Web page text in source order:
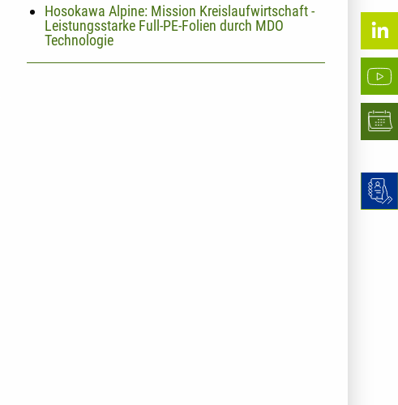
Hosokawa Alpine: Mission Kreislaufwirtschaft -
Leistungsstarke Full-PE-Folien durch MDO
Technologie